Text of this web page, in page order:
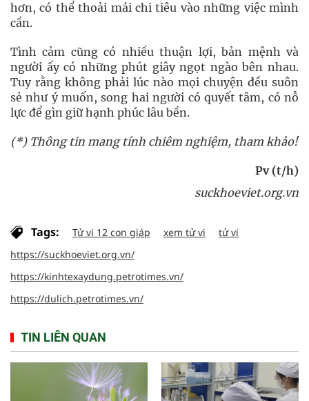
hơn, có thể thoải mái chi tiêu vào những việc mình
cần.
Tình cảm cũng có nhiều thuận lợi, bản mệnh và
người ấy có những phút giây ngọt ngào bên nhau.
Tuy rằng không phải lúc nào mọi chuyện đều suôn
sẻ như ý muốn, song hai người có quyết tâm, có nỗ
lực để gìn giữ hạnh phúc lâu bền.
(*) Thông tin mang tính chiêm nghiệm, tham khảo!
Pv (t/h)
suckhoeviet.org.vn
Tags: Tử vi 12 con giáp xem tử vi
tử vi
https://suckhoeviet.org.vn/
https://kinhtexaydung.petrotimes.vn/
https://dulich.petrotimes.vn/
TIN LIÊN QUAN